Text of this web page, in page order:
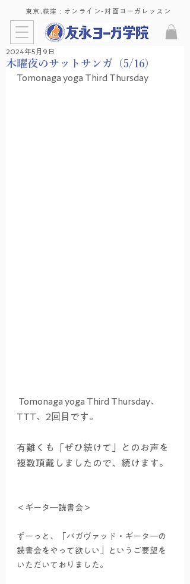
東京,荻窪 : ​オンライン-対面ヨーガレッスン
木曜夜のサットサンガ（5/16）
2024年5月9日
Tomonaga yoga Third Thursday
Tomonaga yoga Third Thursday、
TTT、2回目です。
有難くも「ぜひ続けて」とのお声を
複数頂戴しましたので、続けます。
＜ギータ―読書会＞
ずーっと、「バガヴァッド・ギータ―の
読書会をやって欲しい」というご要望を
いただいておりました。